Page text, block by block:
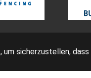
sicherzustellen,